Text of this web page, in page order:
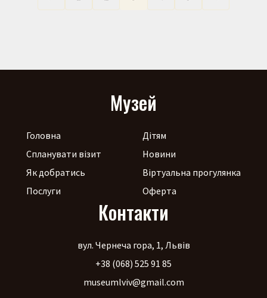
Музей
Головна
Спланувати візит
Як добратись
Послуги
Дітям
Новини
Віртуальна прогулянка
Оферта
Контакти
вул. Чернеча гора, 1, Львів
+38 (068) 525 91 85
museumlviv@gmail.com